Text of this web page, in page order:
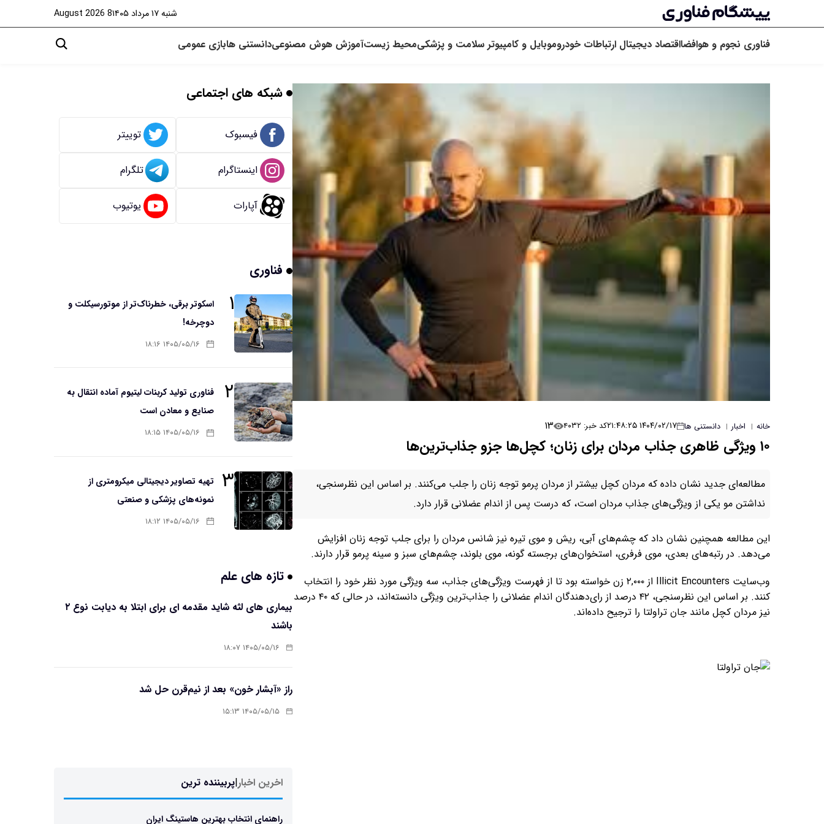
شنبه ۱۷ مرداد ۱۴۰۵ 8 August 2026
فناوری نجوم و هوافضااقتصاد دیجیتال ارتباطات خودروموبایل و کامپیوتر سلامت و پزشکیمحیط زیستآموزش هوش مصنوعیدانستنی هابازی عمومی
خانه | اخبار | دانستنی ها ۱۴۰۴/۰۲/۱۷ ۲۱:۴۸:۲۵ کد خبر: ۴۰۳۲ ۱۳
۱۰ ویژگی ظاهری جذاب مردان برای زنان؛ کچل‌ها جزو جذاب‌ترین‌ها
مطالعه‌ای جدید نشان داده که مردان کچل بیشتر از مردان پرمو توجه زنان را جلب می‌کنند. بر اساس این نظرسنجی،
نداشتن مو یکی از ویژگی‌های جذاب مردان است، که درست پس از اندام عضلانی قرار دارد.
این مطالعه همچنین نشان داد که چشم‌های آبی، ریش و موی تیره نیز شانس مردان را برای جلب توجه زنان افزایش
می‌دهد. در رتبه‌های بعدی، موی فرفری، استخوان‌های برجسته گونه، موی بلوند، چشم‌های سبز و سینه پرمو قرار دارند.
وب‌سایت Illicit Encounters از ۲,۰۰۰ زن خواسته بود تا از فهرست ویژگی‌های جذاب، سه ویژگی مورد نظر خود را انتخاب
کنند. بر اساس این نظرسنجی، ۴۲ درصد از رای‌دهندگان اندام عضلانی را جذاب‌ترین ویژگی دانسته‌اند، در حالی که ۴۰ درصد
نیز مردان کچل مانند جان تراولتا را ترجیح داده‌اند.
شبکه های اجتماعی
فیسبوک توییتر
اینستاگرام تلگرام
آپارات یوتیوب
فناوری
۱
اسکوتر برقی، خطرناک‌تر از موتورسیکلت و
دوچرخه!
۱۴۰۵/۰۵/۱۶ ۱۸:۱۶
۲
فناوری تولید کربنات لیتیوم آماده انتقال به
صنایع و معادن است
۱۴۰۵/۰۵/۱۶ ۱۸:۱۵
۳
تهیه تصاویر دیجیتالی میکرومتری از
نمونه‌های پزشکی و صنعتی
۱۴۰۵/۰۵/۱۶ ۱۸:۱۲
تازه های علم
بیماری های لثه شاید مقدمه ای برای ابتلا به دیابت نوع ۲
باشند
۱۴۰۵/۰۵/۱۶ ۱۸:۰۷
راز «آبشار خون» بعد از نیم‌قرن حل شد
۱۴۰۵/۰۵/۱۵ ۱۵:۱۳
اخرین اخبار|پربیننده ترین
راهنمای انتخاب بهترین هاستینگ ایران